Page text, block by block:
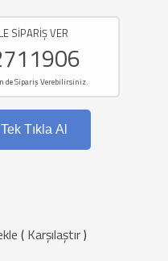
SİPARİŞ VER
de Sipariş Verebilirsiniz.
Tek Tıkla Al
( Karşılaştır)